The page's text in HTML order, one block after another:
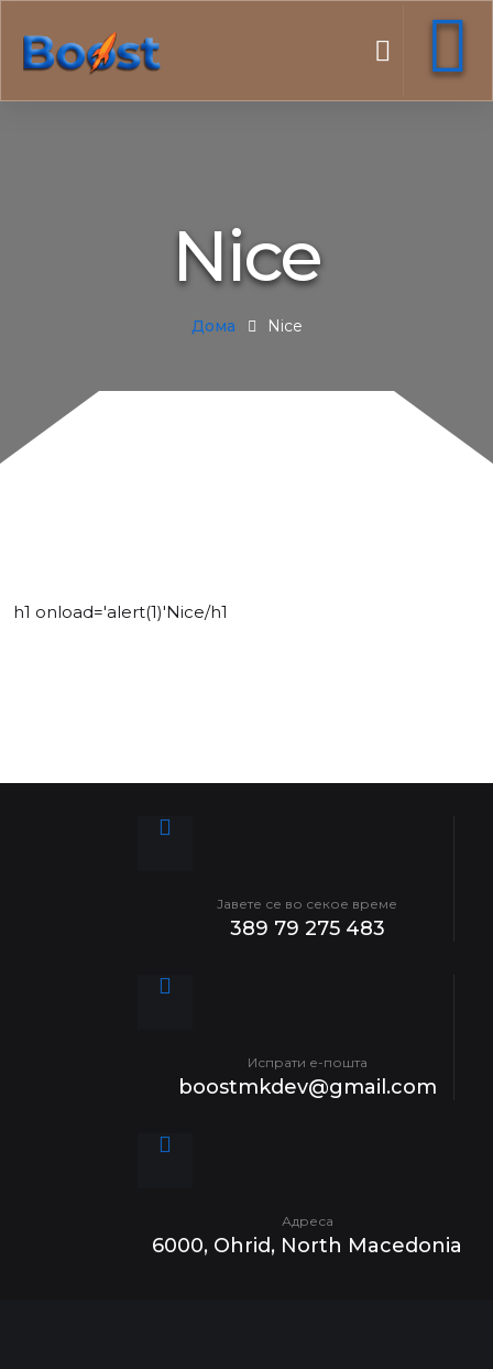
Nice
Дома Nice
h1 onload='alert(1)'Nice/h1
Јавете се во секое време
389 79 275 483
Испрати е-пошта
boostmkdev@gmail.com
Адреса
6000, Ohrid, North Macedonia